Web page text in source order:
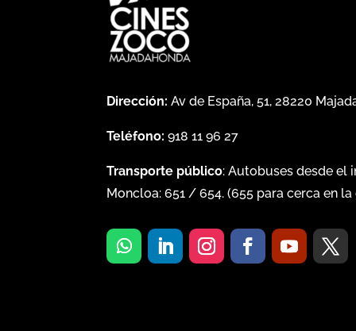
Dirección: Av de España, 51, 28220
Teléfono: 918 11 96 27
Transporte público: Autobuses desde el
Moncloa:651 /654. (655 para cerca en la